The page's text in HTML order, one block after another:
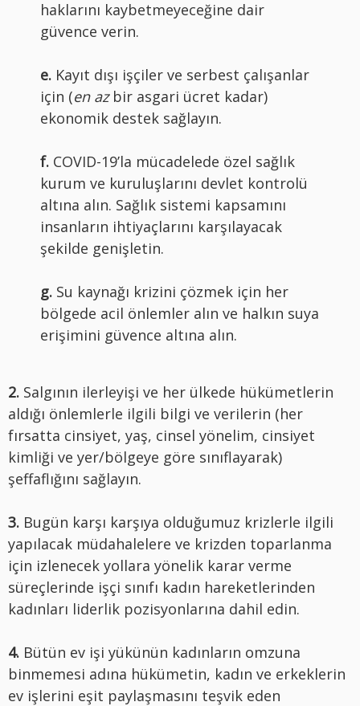
haklarını kaybetmeyeceğine dair
güvence verin.
e. Kayıt dışı işçiler ve serbest çalışanlar
için (en azbir asgari ücret kadar)
ekonomik destek sağlayın.
f. COVID-19’la mücadelede özel sağlık
kurum ve kuruluşlarını devlet kontrolü
altına alın. Sağlık sistemi kapsamını
insanların ihtiyaçlarını karşılayacak
şekilde genişletin.
g. Su kaynağı krizini çözmek için her
bölgede acil önlemler alın ve halkın suya
erişimini güvence altına alın.
2. Salgının ilerleyişi ve her ülkede hükümetlerin
aldığı önlemlerle ilgili bilgi ve verilerin (her
fırsatta cinsiyet, yaş, cinsel yönelim, cinsiyet
kimliği ve yer/bölgeye göre sınıflayarak)
şeffaflığını sağlayın.
3. Bugün karşı karşıya olduğumuz krizlerle ilgili
yapılacak müdahalelere ve krizden toparlanma
için izlenecek yollara yönelik karar verme
süreçlerinde işçi sınıfı kadın hareketlerinden
kadınları liderlik pozisyonlarına dahil edin.
4. Bütün ev işi yükünün kadınların omzuna
binmemesi adına hükümetin, kadın ve erkeklerin
ev işlerini eşit paylaşmasını teşvik eden